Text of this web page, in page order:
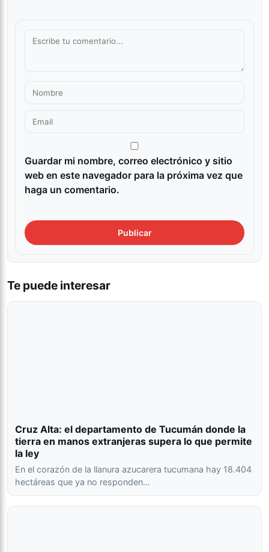
Guardar mi nombre, correo electrónico y sitio
web en este navegador para la próxima vez que
haga un comentario.
Te puede interesar
Cruz Alta: el departamento de Tucumán donde la
tierra en manos extranjeras supera lo que permite
la ley
En el corazón de la llanura azucarera tucumana hay 18.404
hectáreas que ya no responden…